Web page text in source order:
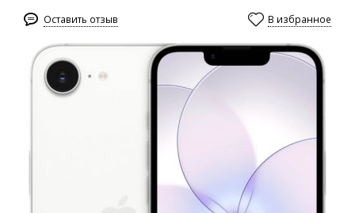
Оставить отзыв В избранное